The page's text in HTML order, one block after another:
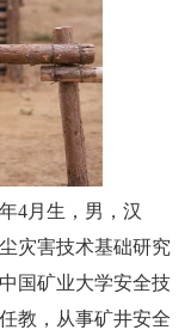
年4月生，男，汉
灾害技术基础研究
国矿业大学安全技
教，从事矿井安全